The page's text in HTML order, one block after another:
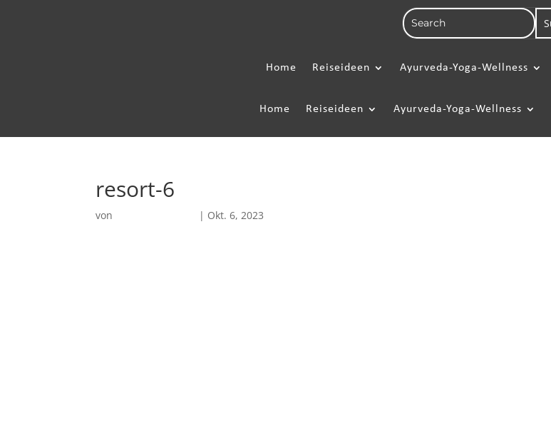
Home Reiseideen Ayurveda-Yoga-Wellness
Home Reiseideen Ayurveda-Yoga-Wellness
resort-6
von | Okt. 6, 2023